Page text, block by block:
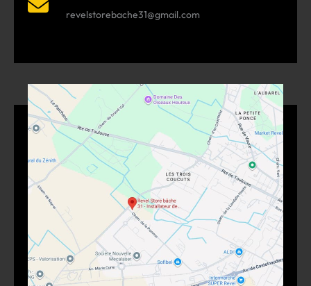
revelstorebache31@gmail.com